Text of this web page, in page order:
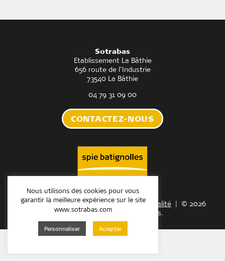
Sotrabas
Sotrabas
Etablissement La Bâthie
656 route de l’Industrie
73540 La Bâthie
04 79 31 09 00
CONTACTEZ-NOUS
Mentions légales|Politique de confidentialité| © 2026
Sotrabas. Tous droits réservés.
Nous utilisons des cookies pour vous
garantir la meilleure expérience sur le site
www.sotrabas.com
Personnaliser Accepter